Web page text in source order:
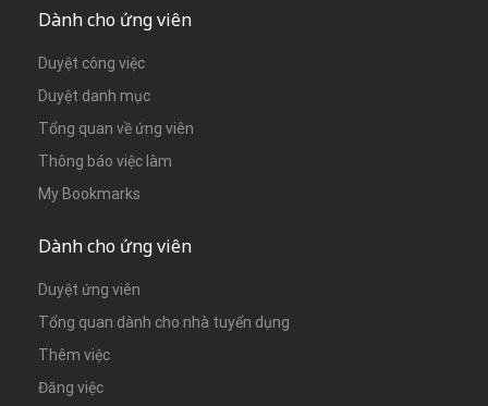
Dành cho ứng viên
Duyệt công việc
Duyệt danh mục
Tổng quan về ứng viên
Thông báo việc làm
My Bookmarks
Dành cho ứng viên
Duyệt ứng viên
Tổng quan dành cho nhà tuyển dụng
Thêm việc
Đăng việc